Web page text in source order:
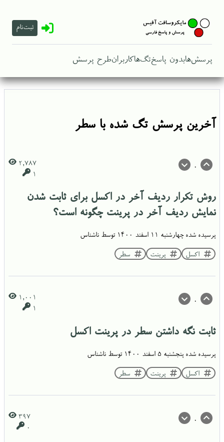
ثبت‌نام
پرسش‌هابدون پاسختگ‌هاکاربرانطرح پرسش
آخرین پرسش تگ شده با سطر
0
2,787
1
روش تکرار ردیف آخر در اکسل برای ثابت شدن
نمایش ردیف آخر در پرینت چگونه است؟
پرسیده شده چهارشنبه ۱۱ اسفند ۱۴۰۰ توسط ناشناس
اکسل پرینت سطر
0
1,001
1
ثابت نگه داشتن سطر در پرینت اکسل
پرسیده شده پنجشنبه ۵ اسفند ۱۴۰۰ توسط ناشناس
اکسل پرینت سطر
0
397
0